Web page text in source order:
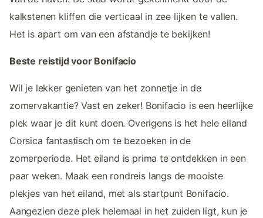
kalkstenen kliffen die verticaal in zee lijken te vallen.
Het is apart om van een afstandje te bekijken!
Beste reistijd voor Bonifacio
Wil je lekker genieten van het zonnetje in de
zomervakantie? Vast en zeker! Bonifacio is een heerlijke
plek waar je dit kunt doen. Overigens is het hele eiland
Corsica fantastisch om te bezoeken in de
zomerperiode. Het eiland is prima te ontdekken in een
paar weken. Maak een rondreis langs de mooiste
plekjes van het eiland, met als startpunt Bonifacio.
Aangezien deze plek helemaal in het zuiden ligt, kun je